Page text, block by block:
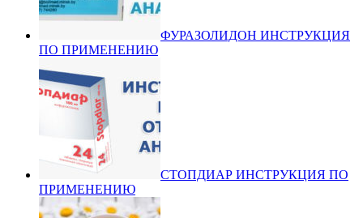
ФУРАЗОЛИДОН ИНСТРУКЦИЯ
ПО ПРИМЕНЕНИЮ
СТОПДИАР ИНСТРУКЦИЯ ПО
ПРИМЕНЕНИЮ